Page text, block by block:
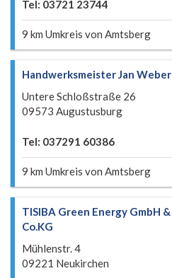
Tel: 03721 23744
9 km Umkreis von Amtsberg
Handwerksmeister Jan Weber
Untere Schloßstraße 26
09573 Augustusburg
Tel: 037291 60386
9 km Umkreis von Amtsberg
TISIBA Green Energy GmbH &
Co.KG
Mühlenstr. 4
09221 Neukirchen